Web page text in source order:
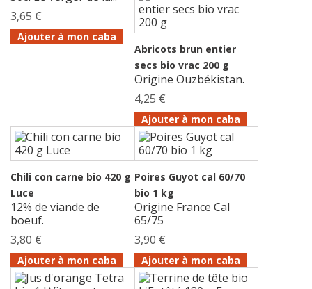
3,65 €
Ajouter à mon caba
Abricots brun entier
secs bio vrac 200 g
Origine Ouzbékistan.
4,25 €
Ajouter à mon caba
Chili con carne bio 420 g
Luce
12% de viande de
boeuf.
3,80 €
Ajouter à mon caba
Poires Guyot cal 60/70
bio 1 kg
Origine France Cal
65/75
3,90 €
Ajouter à mon caba